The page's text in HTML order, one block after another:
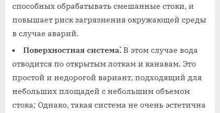
способных обрабатывать смешанные стоки, и
повышает риск загрязнения окружающей среды
в случае аварий.
Поверхностная система⁚ В этом случае вода
отводится по открытым лоткам и канавам. Это
простой и недорогой вариант, подходящий для
небольших площадей с небольшим объемом
стока; Однако, такая система не очень эстетична